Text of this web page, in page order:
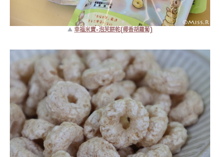
▲ 幸福米寶-泡芙餅乾(椰香胡蘿蔔)